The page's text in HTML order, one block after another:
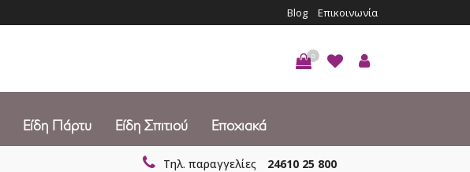
Blog Επικοινωνία
0
Είδη Πάρτυ Είδη Σπιτιού Εποχιακά
Τηλ. παραγγελίες 24610 25 800